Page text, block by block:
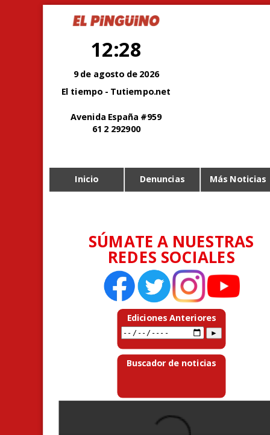
12:28
9 de agosto de 2026
El tiempo - Tutiempo.net
Avenida España #959
61 2 292900
Inicio Denuncias Más Noticias
SÚMATE A NUESTRAS
REDES SOCIALES
Ediciones Anteriores
Buscador de noticias